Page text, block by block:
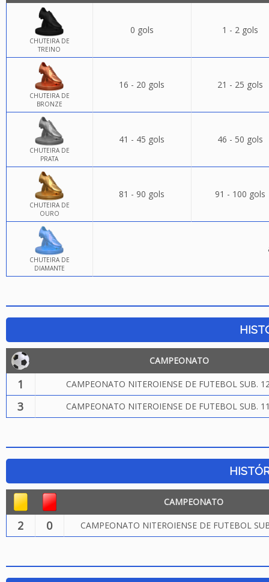
CHUTEIRA DE
TREINO
0 gols 1 - 2 gols
CHUTEIRA DE
BRONZE
16 - 20 gols 21 - 25 gols
CHUTEIRA DE
PRATA
41 - 45 gols 46 - 50 gols
CHUTEIRA DE
OURO
81 - 90 gols 91 - 100 gols
CHUTEIRA DE
DIAMANTE
CAMPEONATO
1 CAMPEONATO NITEROIENSE DE FUTEBOL SUB.
3 CAMPEONATO NITEROIENSE DE FUTEBOL SUB.
CAMPEONATO
2 0 CAMPEONATO NITEROIENSE DE FUTEBOL